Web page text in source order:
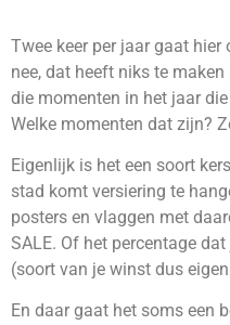
Twee keer per jaar gaat hier
nee, dat heeft niks te
die momenten in het jaar
Welke momenten dat zijn?
Eigenlijk is het een soort
stad komt versiering te
posters en vlaggen met
SALE. Of het percentage
(soort van je winst dus
En daar gaat het soms een